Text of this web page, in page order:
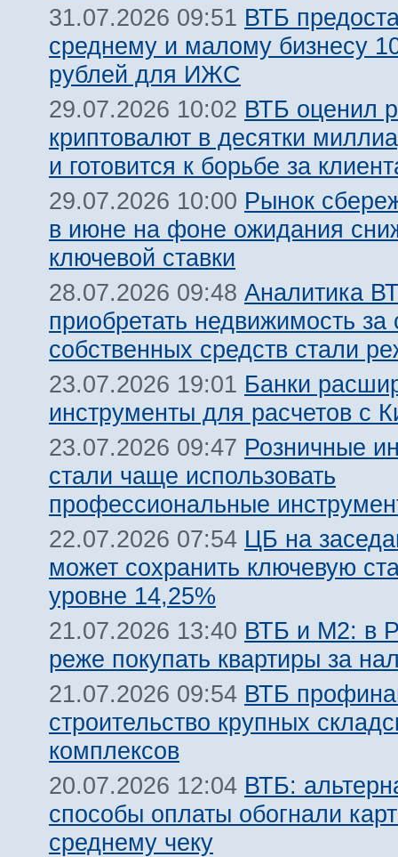
31.07.2026 09:51 ВТБ
среднему и малому бизнесу
рублей для ИЖС
29.07.2026 10:02 ВТБ оценил
криптовалют в десятки
и готовится к борьбе за
29.07.2026 10:00 Рынок
в июне на фоне ожидания
ключевой ставки
28.07.2026 09:48 Аналитика
приобретать недвижимость за
собственных средств стали
23.07.2026 19:01 Банки
инструменты для расчетов с
23.07.2026 09:47 Розничные
стали чаще использовать
профессиональные
22.07.2026 07:54 ЦБ на
может сохранить ключевую
уровне 14,25%
21.07.2026 13:40 ВТБ и М2: в
реже покупать квартиры за
21.07.2026 09:54 ВТБ
строительство крупных
комплексов
20.07.2026 12:04 ВТБ:
способы оплаты обогнали
среднему чеку